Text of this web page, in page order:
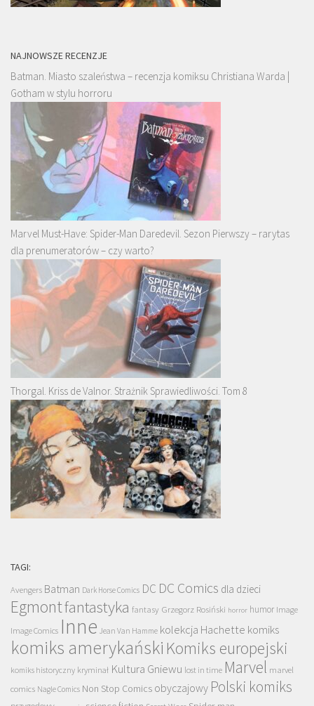
NAJNOWSZE RECENZJE
Batman. Miasto szaleństwa – recenzja komiksu Christiana Warda |
Gotham w stylu horroru
Marvel Must-Have: Spider-Man Daredevil. Sezon Pierwszy – rarytas
dla prenumeratorów – czy warto?
Thorgal. Kriss de Valnor. Strażnik Sprawiedliwości. Tom 8
TAGI:
Avengers Batman Dark Horse Comics DC DC Comics dla dzieci
Egmontfantastyka fantasy Grzegorz Rosiński horror humor Image
Image Comics Inne Jean Van Hamme kolekcja Hachette komiks
komiks amerykański Komiks europejski
komiks historyczny kryminał Kultura Gniewu lost in time Marvel marvel
comics Nagle Comics Non Stop Comics obyczajowy Polski komiks